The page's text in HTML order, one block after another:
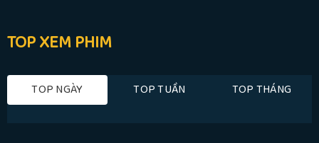
TOP XEM PHIM
TOP NGÀY TOP TUẦN TOP THÁNG